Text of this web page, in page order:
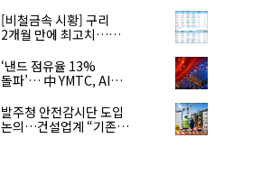
[비철금속 시황] 구리
2개월 만에 최고치…
우려 확대
‘낸드 점유율 13%
돌파’… 中 YMTC, AI
4위 맹추격
발주청 안전감시단 도입
논의…건설업계 “기존